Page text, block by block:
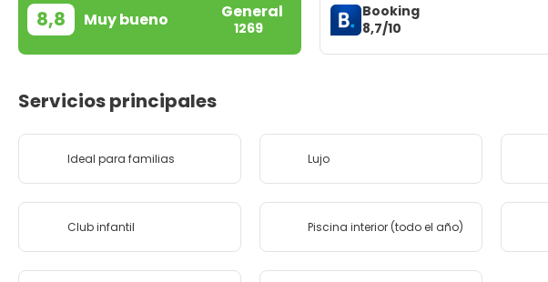
8,8 Muy bueno General
1269
Booking
8,7/10
Servicios principales
Ideal para familias Lujo
Club infantil Piscina interior (todo el año)